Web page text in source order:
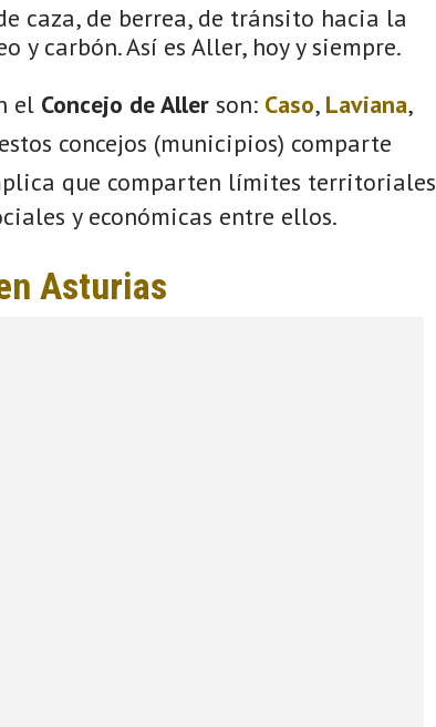
caza, de berrea, de tránsito hacia la
y carbón. Así es Aller, hoy y siempre.
el Concejo de Aller son: Caso, Laviana,
concejos (municipios) comparte
que comparten límites territoriales
y económicas entre ellos.